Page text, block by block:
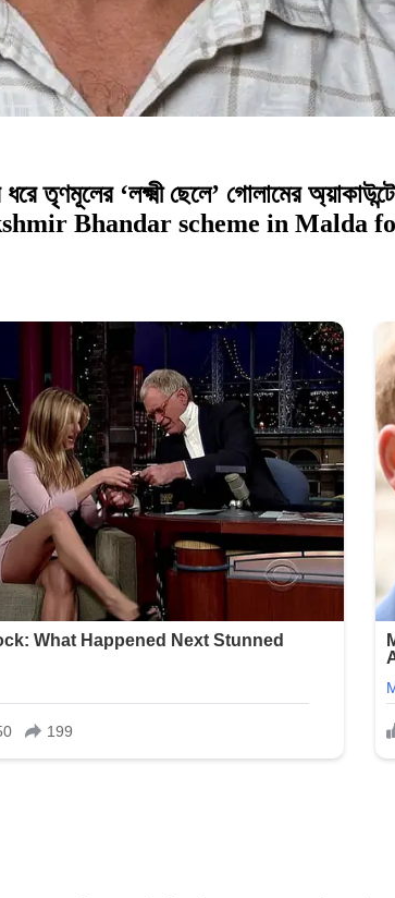
‘লক্ষ্মী ছেলে’ গোলামের
Bhandar scheme in Malda